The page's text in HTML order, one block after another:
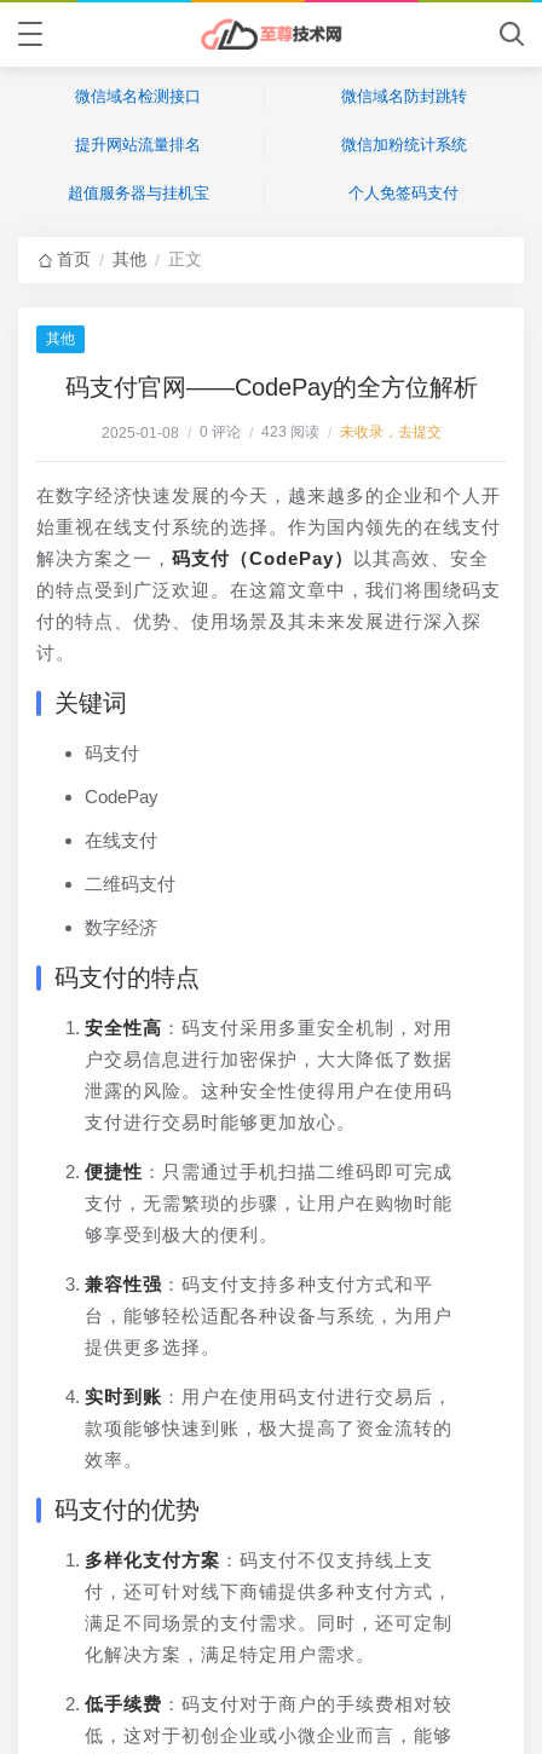
微信域名检测接口 微信域名防封跳转
提升网站流量排名 微信加粉统计系统
超值服务器与挂机宝 个人免签码支付
首页 / 其他 / 正文
其他
码支付官网——CodePay的全方位解析
2025-01-08 / 0 评论 / 423 阅读 / 未收录，去提交
在数字经济快速发展的今天，越来越多的企业和个人开
始重视在线支付系统的选择。作为国内领先的在线支付
解决方案之一， 码支付（CodePay）
以其高效、安全
的特点受到广泛欢迎。在这篇文章中，我们将围绕码支
付的特点、优势、使用场景及其未来发展进行深入探
讨。
关键词
码支付
CodePay
在线支付
二维码支付
数字经济
码支付的特点
安全性高 ：码支付采用多重安全机制，对用
户交易信息进行加密保护，大大降低了数据
泄露的风险。这种安全性使得用户在使用码
支付进行交易时能够更加放心。
便捷性 ：只需通过手机扫描二维码即可完成
支付，无需繁琐的步骤，让用户在购物时能
够享受到极大的便利。
兼容性强 ：码支付支持多种支付方式和平
台，能够轻松适配各种设备与系统，为用户
提供更多选择。
实时到账 ：用户在使用码支付进行交易后，
款项能够快速到账，极大提高了资金流转的
效率。
码支付的优势
多样化支付方案 ：码支付不仅支持线上支
付，还可针对线下商铺提供多种支付方式，
满足不同场景的支付需求。同时，还可定制
化解决方案，满足特定用户需求。
低手续费 ：码支付对于商户的手续费相对较
低，这对于初创企业或小微企业而言，能够